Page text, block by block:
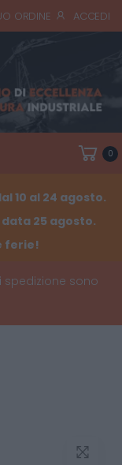
ORDINE ACCEDI
0
10 al 24 agosto.
25 agosto.
ferie!
spedizione sono